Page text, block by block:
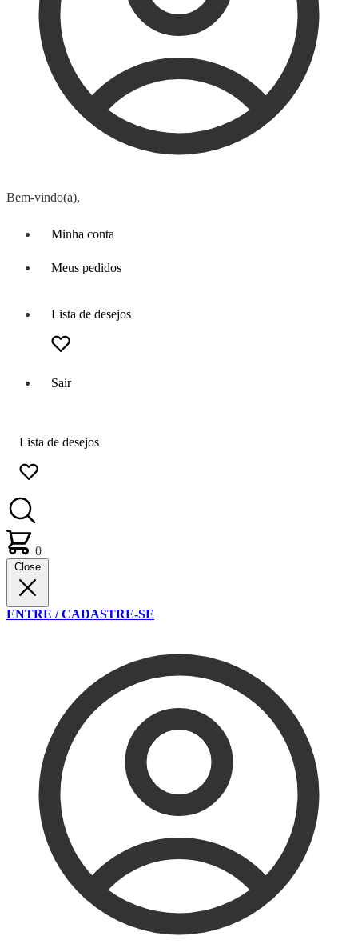
Bem-vindo(a),
Minha conta
Meus pedidos
Lista de desejos
Sair
Lista de desejos
0
Close
ENTRE / CADASTRE-SE